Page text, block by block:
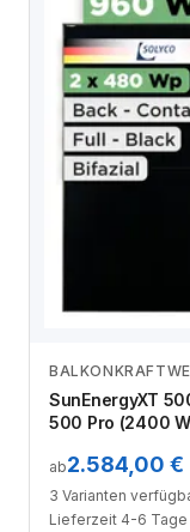
SunEnergyXT
500 Pro (2400
ab2.584,00 €
3 Varianten
Lieferzeit 4-6 Tage